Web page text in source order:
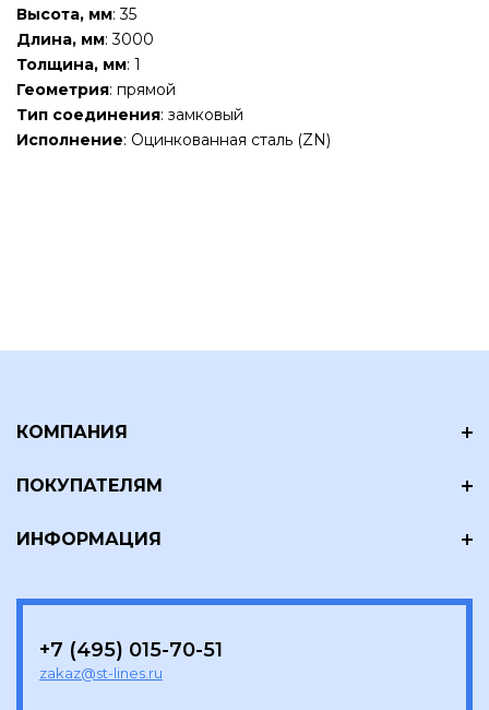
Высота, мм: 35
Длина, мм: 3000
Толщина, мм: 1
Геометрия: прямой
Тип соединения: замковый
Исполнение: Оцинкованная сталь (ZN)
КОМПАНИЯ
ПОКУПАТЕЛЯМ
ИНФОРМАЦИЯ
+7 (495) 015-70-51
zakaz@st-lines.ru